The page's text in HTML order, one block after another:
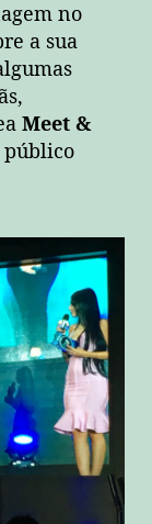
no
a sua
Meet &
público